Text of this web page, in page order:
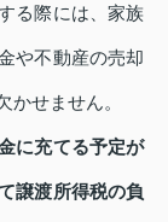
る際には、家族
や不動産の売却
せません。
に充てる予定が
譲渡所得税の負